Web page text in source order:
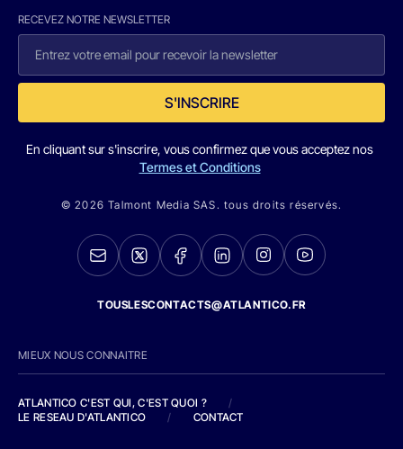
RECEVEZ NOTRE NEWSLETTER
S'INSCRIRE
En cliquant sur s'inscrire, vous confirmez que vous acceptez nos
Termes et Conditions
© 2026 Talmont Media SAS. tous droits réservés.
TOUSLESCONTACTS@ATLANTICO.FR
MIEUX NOUS CONNAITRE
ATLANTICO C'EST QUI, C'EST QUOI ?
/
LE RESEAU D'ATLANTICO
/ CONTACT